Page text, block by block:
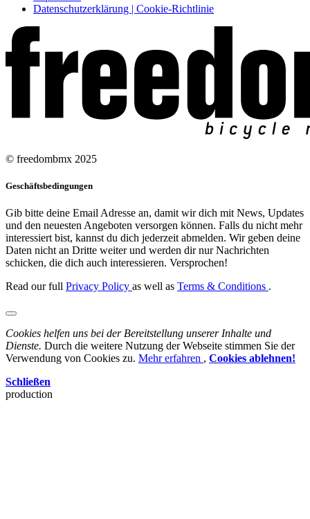
Datenschutzerklärung | Cookie-Richtlinie
© freedombmx 2025
Geschäftsbedingungen
Gib bitte deine Email Adresse an, damit wir dich mit News, Updates
und den neuesten Angeboten versorgen können. Falls du nicht mehr
interessiert bist, kannst du dich jederzeit abmelden. Wir geben deine
Daten nicht an Dritte weiter und werden dir nur Nachrichten
schicken, die dich auch interessieren. Versprochen!
Read our full Privacy Policy as well as Terms & Conditions .
Cookies helfen uns bei der Bereitstellung unserer Inhalte und
Dienste. Durch die weitere Nutzung der Webseite stimmen Sie der
Verwendung von Cookies zu. Mehr erfahren , Cookies ablehnen!
Schließen
production